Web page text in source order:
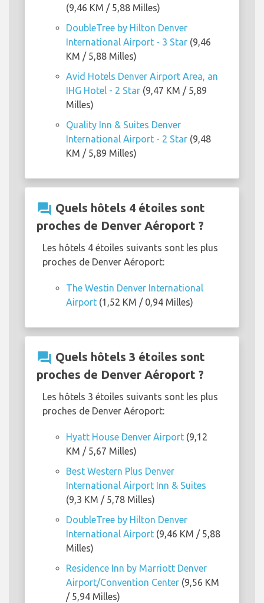
(9,46 KM / 5,88 Milles)
DoubleTree by Hilton Denver
International Airport - 3 Star (9,46
KM / 5,88 Milles)
Avid Hotels Denver Airport Area, an
IHG Hotel - 2 Star (9,47 KM / 5,89
Milles)
Quality Inn & Suites Denver
International Airport - 2 Star (9,48
KM / 5,89 Milles)
question_answer Quels hôtels 4 étoiles sont
proches de Denver Aéroport ?
Les hôtels 4 étoiles suivants sont les plus
proches de Denver Aéroport:
The Westin Denver International
Airport (1,52 KM / 0,94 Milles)
question_answer Quels hôtels 3 étoiles sont
proches de Denver Aéroport ?
Les hôtels 3 étoiles suivants sont les plus
proches de Denver Aéroport:
Hyatt House Denver Airport (9,12
KM / 5,67 Milles)
Best Western Plus Denver
International Airport Inn & Suites
(9,3 KM / 5,78 Milles)
DoubleTree by Hilton Denver
International Airport (9,46 KM / 5,88
Milles)
Residence Inn by Marriott Denver
Airport/Convention Center (9,56 KM
/ 5,94 Milles)